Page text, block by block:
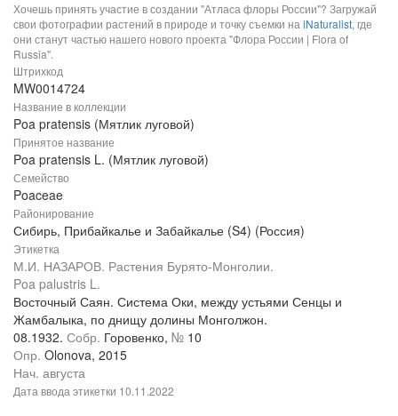
Хочешь принять участие в создании "Атласа флоры России"? Загружай
свои фотографии растений в природе и точку съемки наiNaturalist, где
они станут частью нашего нового проекта "Флора России | Flora of
Russia".
Штрихкод
MW0014724
Название в коллекции
Poa pratensis (Мятлик луговой)
Принятое название
Poa pratensis L. (Мятлик луговой)
Семейство
Poaceae
Районирование
Сибирь, Прибайкалье и Забайкалье (S4) (Россия)
Этикетка
М.И. НАЗАРОВ. Растения Бурято-Монголии.
Poa palustris L.
Восточный Саян. Система Оки, между устьями Сенцы и
Жамбалыка, по днищу долины Монголжон.
08.1932. Собр. Горовенко, № 10
Опр. Olonova, 2015
Нач. августа
Дата ввода этикетки 10.11.2022